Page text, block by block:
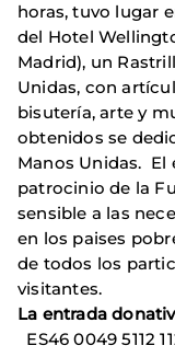
horas, tuvo lugar
del Hotel
Madrid), un
Unidas, con
bisutería, arte y
obtenidos se
Manos Unidas. El
patrocinio de la
sensible a las
en los paises
de todos los
visitantes.
La entrada
ES46 0049 5112